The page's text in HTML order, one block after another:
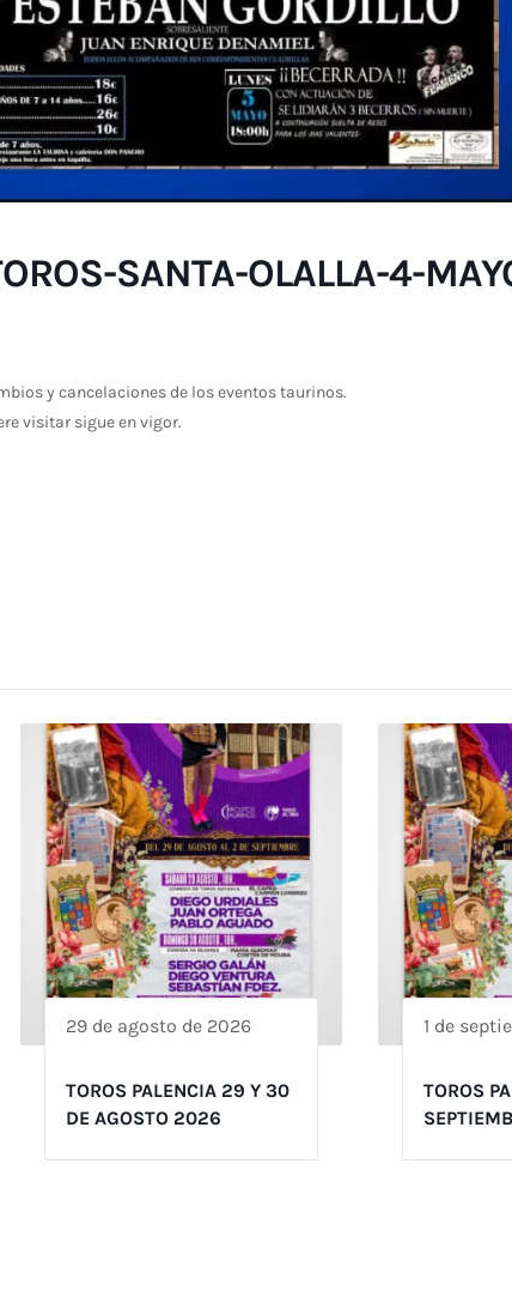
SANTA-OLALLA-4-
y cancelaciones de los eventos taurinos.
visitar sigue en vigor.
29 de agosto de 2026
TOROS PALENCIA 29 Y 30
DE AGOSTO 2026
1 de
TOROS